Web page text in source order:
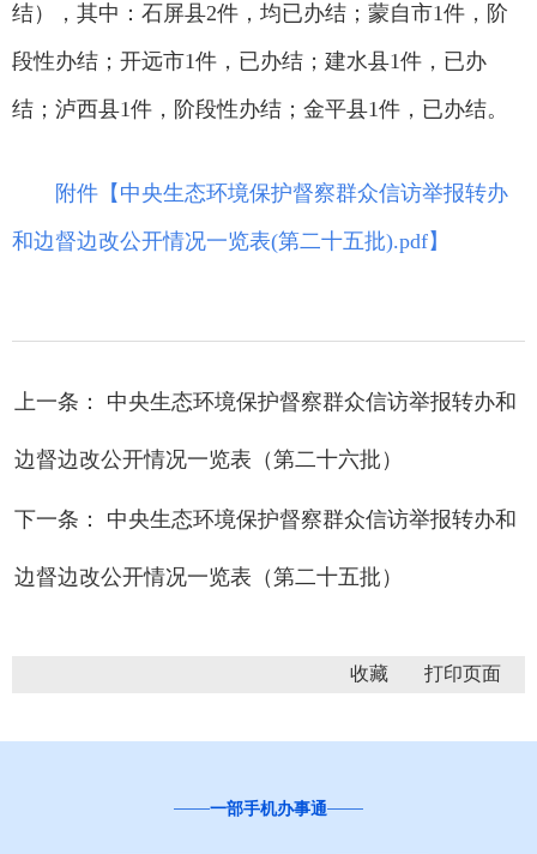
结），其中：石屏县2件，均已办结；蒙自市1件，阶
段性办结；开远市1件，已办结；建水县1件，已办
结；泸西县1件，阶段性办结；金平县1件，已办结。
附件【 中央生态环境保护督察群众信访举报转办
和边督边改公开情况一览表(第二十五批).pdf】
上一条： 中央生态环境保护督察群众信访举报转办和
边督边改公开情况一览表（第二十六批）
下一条： 中央生态环境保护督察群众信访举报转办和
边督边改公开情况一览表（第二十五批）
收藏
一部手机办事通